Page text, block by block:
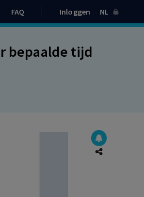
FAQ Inloggen NL
bepaalde tijd